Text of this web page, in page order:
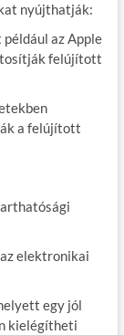
nyújthatják:
az Apple
felújított
a felújított
elektronikai
egy jól
kielégítheti